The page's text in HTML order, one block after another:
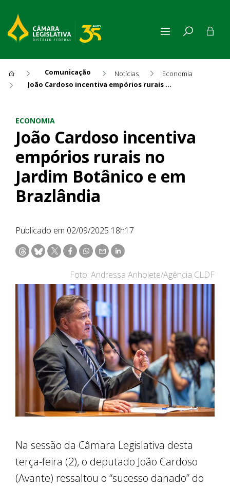
Comunicação Notícias
Economia
João Cardoso incentiva empórios rurais no Jardim Botânico e em Brazlândia
ECONOMIA
João Cardoso incentiva
empórios rurais no
Jardim Botânico e em
Brazlândia
Publicado em 02/09/2025 18h17
Foto: Andressa Anholete/Agência CLDF
Na sessão da Câmara Legislativa desta
terça-feira (2), o deputado João Cardoso
(Avante) ressaltou o “sucesso danado” do